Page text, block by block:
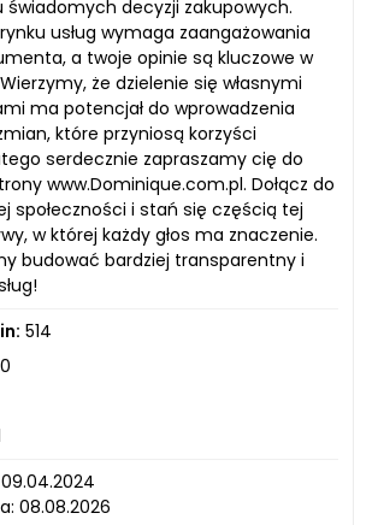
świadomych decyzji zakupowych.
usług wymaga zaangażowania
a twoje opinie są kluczowe w
że dzielenie się własnymi
ma potencjał do wprowadzenia
które przyniosą korzyści
serdecznie zapraszamy cię do
www.Dominique.com.pl. Dołącz do
społeczności i stań się częścią tej
w której każdy głos ma znaczenie.
budować bardziej transparentny i
514
0
08.08.2026